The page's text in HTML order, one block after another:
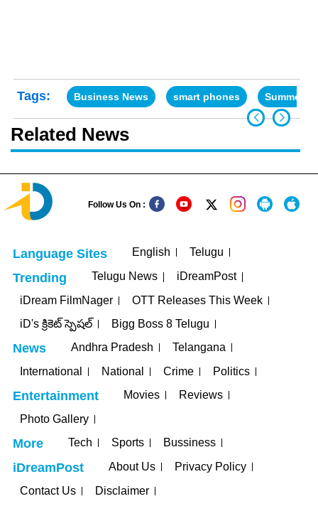
Tags: Business News smart phones Summer
Related News
Follow Us On :
Language Sites English Telugu
Trending Telugu News
iDreamPost
iDream FilmNager
OTT Releases This Week
iD's క్రికెట్ స్పెషల్
Bigg Boss 8 Telugu
News Andhra Pradesh
Telangana
International
National Crime Politics
Entertainment Movies
Reviews
Photo Gallery
More Tech Sports Bussiness
iDreamPost About Us
Privacy Policy
Contact Us
Disclaimer